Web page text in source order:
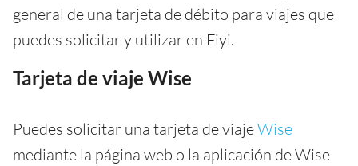
general de una tarjeta de débito para viajes que
puedes solicitar y utilizar en Fiyi.
Tarjeta de viaje Wise
Puedes solicitar una tarjeta de viajeWise
mediante la página web o la aplicación de Wise